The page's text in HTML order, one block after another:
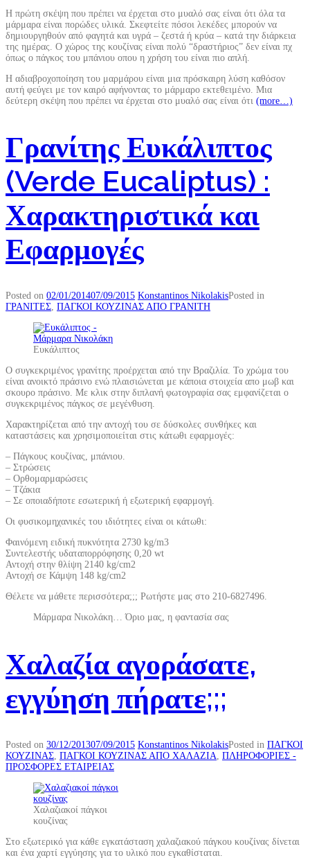
Η πρώτη σκέψη που πρέπει να έρχεται στο μυαλό σας είναι ότι όλα τα
μάρμαρα είναι πορώδες υλικά. Σκεφτείτε πόσοι λεκέδες μπορούν να
δημιουργηθούν από φαγητά και υγρά – ζεστά ή κρύα – κατά την διάρκεια
της ημέρας. Ο χώρος της κουζίνας είναι πολύ “δραστήριος” δεν είναι πχ
όπως ο πάγκος του μπάνιου οπου η χρήση του είναι πιο απλή.
Η αδιαβροχοποίηση του μαρμάρου είναι μια πρόσκαιρη λύση καθόσον
αυτή φεύγει με τον καιρό αφήνοντας το μάρμαρο εκτεθειμένο. Μια
δεύτερη σκέψη που πρέπει να έρχεται στο μυαλό σας είναι ότι (more…)
Γρανίτης Ευκάλιπτος
(Verde Eucaliptus) :
Χαρακτηριστικά και
Εφαρμογές
Posted on 02/01/201407/09/2015 Konstantinos NikolakisPosted in
ΓΡΑΝΙΤΕΣ, ΠΑΓΚΟΙ ΚΟΥΖΙΝΑΣ ΑΠΟ ΓΡΑΝΙΤΗ
Ευκάλιπτος
Ο συγκεκριμένος γρανίτης προέρχεται από την Βραζιλία. Το χρώμα του
είναι ανοικτό πράσινο ενώ πλαισιώνεται με κάποια στοιχεία απο μωβ και
σκουρο πράσινο. Με κλικ στην διπλανή φωτογραφία σας εμφανίζεται ο
συγκεκριμένος πάγκος σε μεγένθυση.
Χαρακτηρίζεται από την αντοχή του σε δύσκολες συνθήκες και
καταστάσεις και χρησιμοποιείται στις κάτωθι εφαρμογές:
– Πάγκους κουζίνας, μπάνιου.
– Στρώσεις
– Ορθομαρμαρώσεις
– Τζάκια
– Σε οποιαδήποτε εσωτερική ή εξωτερική εφαρμογή.
Οι φυσικομηχανικές του ιδιότητες είναι οι κάτωθι:
Φαινόμενη ειδική πυκνότητα 2730 kg/m3
Συντελεστής υδαταπορρόφησης 0,20 wt
Αντοχή στην θλίψη 2140 kg/cm2
Αντοχή σε Κάμψη 148 kg/cm2
Θέλετε να μάθετε περισσότερα;;; Ρωτήστε μας στο 210-6827496.
Μάρμαρα Νικολάκη… Όριο μας, η φαντασία σας
Χαλαζία αγοράσατε,
εγγύηση πήρατε;;;
Posted on 30/12/201307/09/2015 Konstantinos NikolakisPosted in ΠΑΓΚΟΙ
ΚΟΥΖΙΝΑΣ, ΠΑΓΚΟΙ ΚΟΥΖΙΝΑΣ ΑΠΟ ΧΑΛΑΖΙΑ, ΠΛΗΡΟΦΟΡΙΕΣ -
ΠΡΟΣΦΟΡΕΣ ΕΤΑΙΡΕΙΑΣ
Χαλαζιακοί πάγκοι
κουζίνας
Στο εξωτερικό για κάθε εγκατάσταση χαλαζιακού πάγκου κουζίνας δίνεται
και ένα χαρτί εγγύησης για το υλικό που εγκαθίσταται.